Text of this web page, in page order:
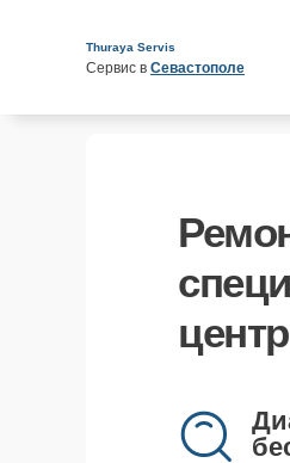
Thuraya Servis
Сервис в Севастополе
центр